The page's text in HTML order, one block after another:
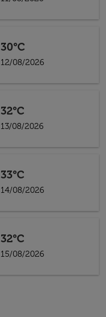
30°C
12/08/2026
32°C
13/08/2026
33°C
14/08/2026
32°C
15/08/2026